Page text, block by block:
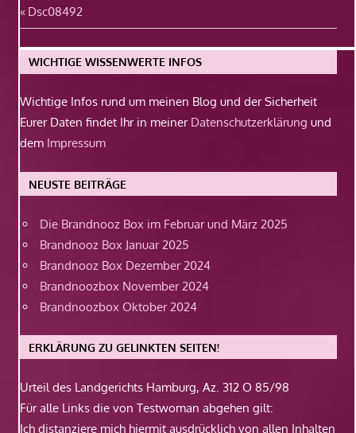
Beitragsnavigation
Vorheriger
Beitrag:
Dsc08492
WICHTIGE WISSENWERTE INFOS
Wichtige Infos rund um meinen Blog und der Sicherheit
Eurer Daten findet Ihr in meiner Datenschutzerklärung und
dem Impressum
NEUSTE BEITRÄGE
Die Brandnooz Box im Februar und März 2025
Brandnooz Box Januar 2025
Brandnooz Box Dezember 2024
Brandnoozbox November 2024
Brandnoozbox Oktober 2024
ERKLÄRUNG ZU GELINKTEN SEITEN!
Urteil des Landgerichts Hamburg, Az. 312 O 85/98
Für alle Links die von Testwoman abgehen gilt:
Ich distanziere mich hiermit ausdrücklich von allen Inhalten